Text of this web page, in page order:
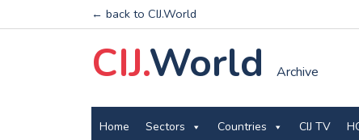
← back to CIJ.World
CIJ.World Archive
Home Sectors Countries CIJ TV